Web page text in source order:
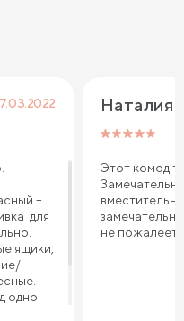
–
для
ящики,
одно
Наталия
Этот комод
не